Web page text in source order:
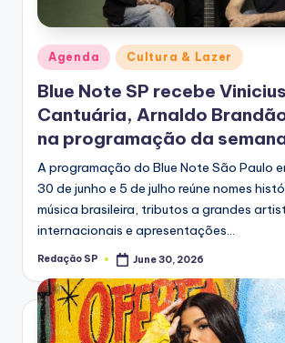
Posted
in
Agenda Cultura & Lazer
Blue Note SP recebe Vinicius
Cantuária, Arnaldo
na programação da
A programação do Blue Note São Paulo
30 de junho e 5 de julho reúne nomes
música brasileira, tributos a grandes
internacionais e apresentações…
Posted
Redação SP June 30, 2026